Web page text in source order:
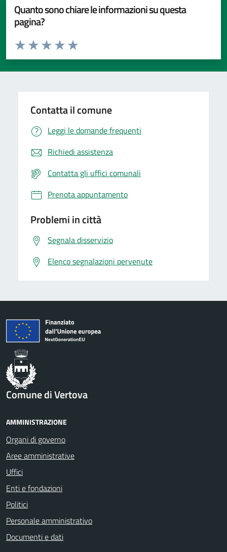
Quanto sono chiare le informazioni su questa
pagina?
Valuta da 1 a 5 stelle la pagina
Valuta 5 stelle su 5
Valuta 4 stelle su 5
Valuta 3 stelle su 5
Valuta 2 stelle su 5
Valuta 1 stelle su 5
Contatta il comune
Leggi le domande frequenti
Richiedi assistenza
Contatta gli uffici comunali
Prenota appuntamento
Problemi in città
Segnala disservizio
Elenco segnalazioni pervenute
Comune di Vertova
AMMINISTRAZIONE
Organi di governo
Aree amministrative
Uffici
Enti e fondazioni
Politici
Personale amministrativo
Documenti e dati